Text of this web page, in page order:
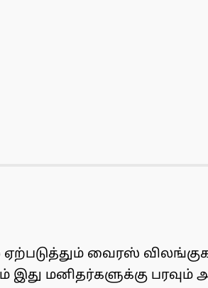
வைரஸ்
இது மனிதர்களுக்கு பரவும்